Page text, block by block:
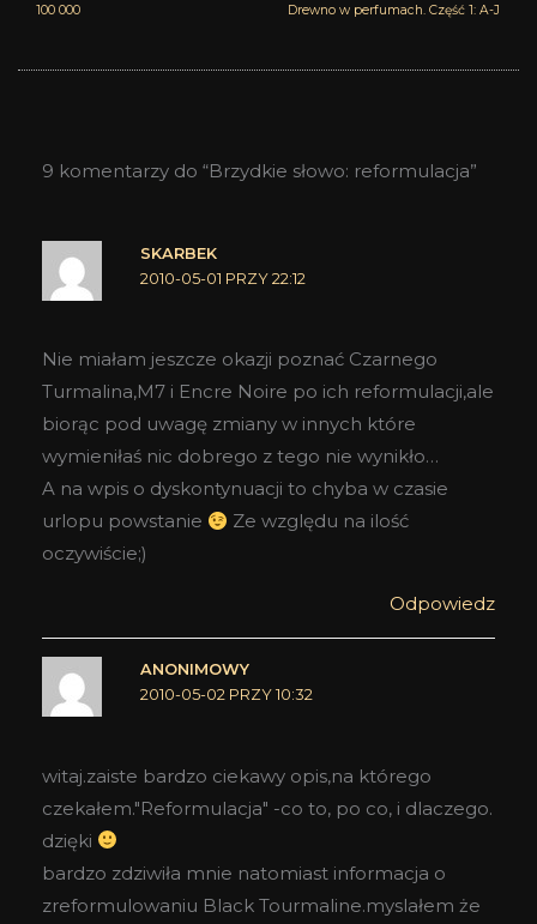
100 000 Drewno w perfumach. Część 1: A-J
9 komentarzy do “Brzydkie słowo: reformulacja”
SKARBEK
2010-05-01 PRZY 22:12
Nie miałam jeszcze okazji poznać Czarnego
Turmalina,M7 i Encre Noire po ich reformulacji,ale
biorąc pod uwagę zmiany w innych które
wymieniłaś nic dobrego z tego nie wynikło…
A na wpis o dyskontynuacji to chyba w czasie
urlopu powstanie
Ze względu na ilość
oczywiście;)
Odpowiedz
ANONIMOWY
2010-05-02 PRZY 10:32
witaj.zaiste bardzo ciekawy opis,na którego
czekałem."Reformulacja" -co to, po co, i dlaczego.
dzięki
bardzo zdziwiła mnie natomiast informacja o
zreformulowaniu Black Tourmaline.myslałem że